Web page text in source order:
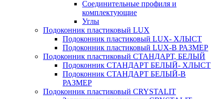
Соединительные профиля и
комплектующие
Углы
Подоконник пластиковый LUX
Подоконник пластиковый LUX- ХЛЫСТ
Подоконник пластиковый LUX-В РАЗМЕР
Подоконник пластиковый СТАНДАРТ, БЕЛЫЙ
Подоконник СТАНДАРТ БЕЛЫЙ- ХЛЫСТ
Подоконник СТАНДАРТ БЕЛЫЙ-В
РАЗМЕР
Подоконник пластиковый CRYSTALIT